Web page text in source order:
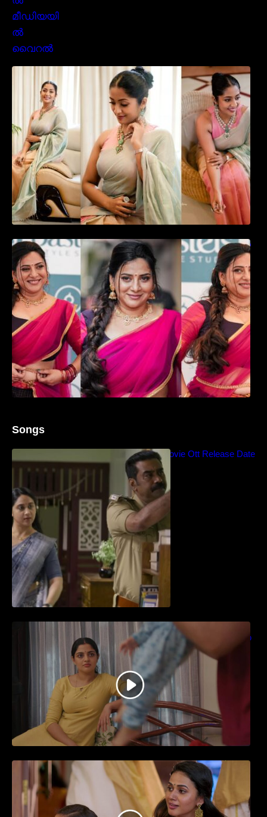
സാരിയിൽ സുന്ദരിയായി മലയിലകളുടെ
പ്രിയ താരം നവ്യാ നായർ| Malayalam
favourite actress Navya Nair cute in saree
ഉദ്ഘാടന വേദിയിൽ ആരാധരെ മയക്കുന്ന
തകർപ്പൻ ഡൻസുമായി അന്ന രാജൻ..
Songs
Blockbuster Thalavan Movie Ott Release Date
– Video Song Release
തിയേറ്ററിൽ വൻ വിജയമായി മുന്നേറിയ
ഗുരുവായൂർ അംബലനടയിൽ… വീഡിയോ
സോങ്ങ്..
ജനപ്രിയ നടൻ ദിലീപ് നയകമായി
എത്തുന്ന പവി കെയർ ടേക്കർ.. വീഡിയോ
സോംഗ്…